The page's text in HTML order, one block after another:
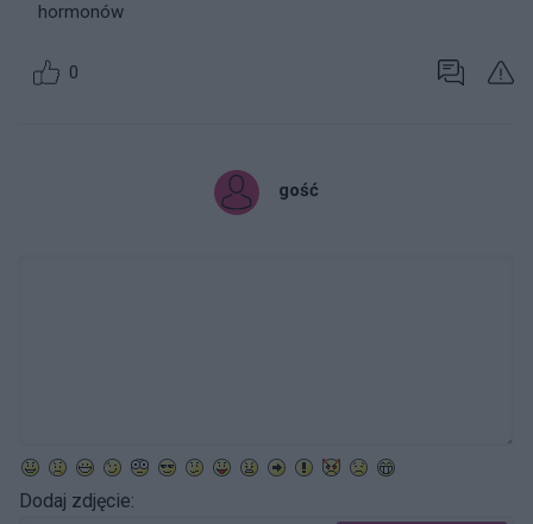
hormonów
0
gość
Dodaj zdjęcie: